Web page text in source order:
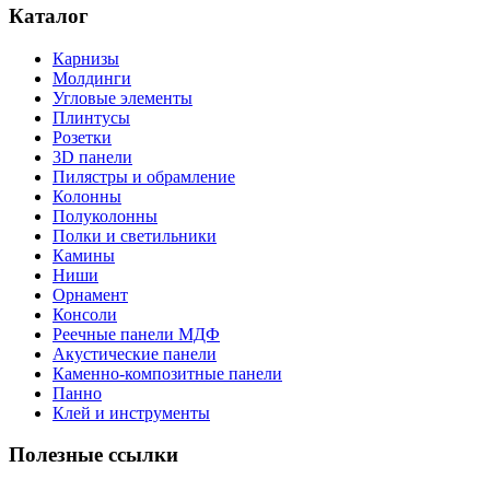
Каталог
Карнизы
Молдинги
Угловые элементы
Плинтусы
Розетки
3D панели
Пилястры и обрамление
Колонны
Полуколонны
Полки и светильники
Камины
Ниши
Орнамент
Консоли
Реечные панели МДФ
Акустические панели
Каменно-композитные панели
Панно
Клей и инструменты
Полезные ссылки